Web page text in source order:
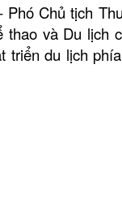
Phó Chủ tịch
và Du lịch
triển du lịch